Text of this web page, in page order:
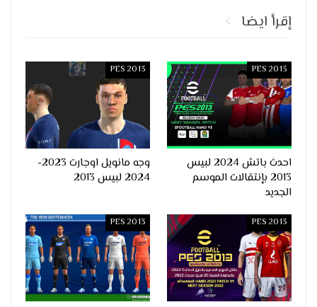
إقرأ ايضا
PES 2013
احدث باتش 2024 لبيس
2013 بإنتقالات الموسم
الجديد
PES 2013
وجه مانويل اوجارت 2023-
2024 لبيس 2013
PES 2013
PES 2013